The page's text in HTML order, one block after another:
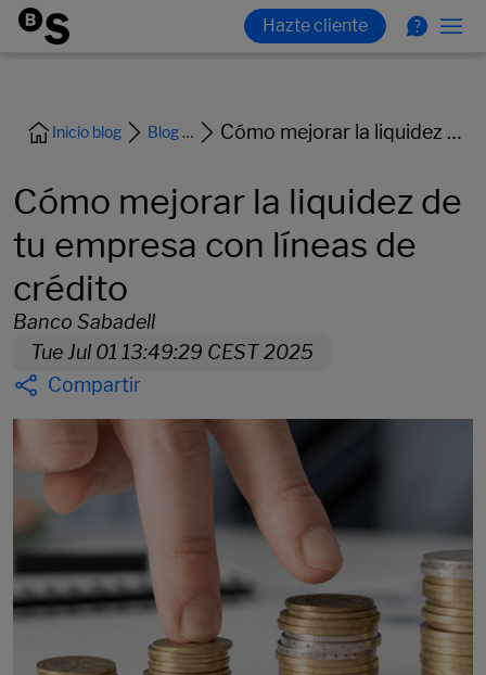
Inicio blog Blog Empresas Cómo mejorar la liquidez de tu empresa con líneas de crédito
Cómo mejorar la liquidez de
tu empresa con líneas de
crédito
Banco Sabadell
Tue Jul 01 13:49:29 CEST 2025
Compartir